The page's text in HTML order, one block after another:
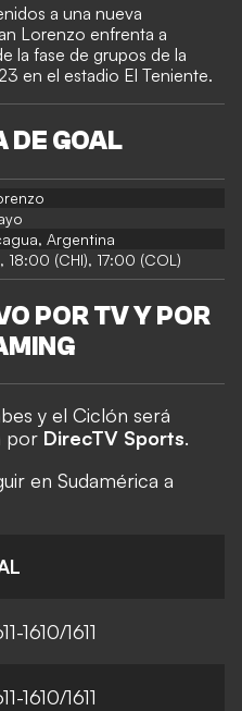
a una nueva
Lorenzo enfrenta a
la fase de grupos de la
en el estadio El Teniente.
DE GOAL
Argentina
18:00 (CHI), 17:00 (COL)
POR TV Y POR
y el Ciclón será
por DirecTV Sports.
en Sudamérica a
1610/1611
1610/1611